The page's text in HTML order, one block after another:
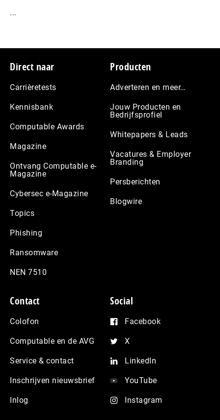
...
Footer
Direct naar
Carrièretests
Kennisbank
Computable Awards
Magazine
Ontvang Computable e-
Magazine
Cybersec e-Magazine
Topics
Phishing
Ransomware
NEN 7510
Producten
Adverteren en meer…
Jouw Producten en
Bedrijfsprofiel
Whitepapers & Leads
Vacatures & Employer
Branding
Persberichten
Blogwire
Contact
Colofon
Computable en de AVG
Service & contact
Inschrijven nieuwsbrief
Inlog
Social
Facebook
X
LinkedIn
YouTube
Instagram